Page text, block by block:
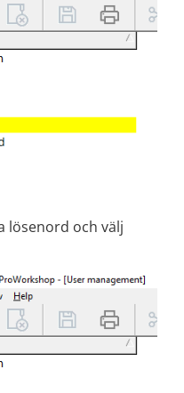
lösenord och välj